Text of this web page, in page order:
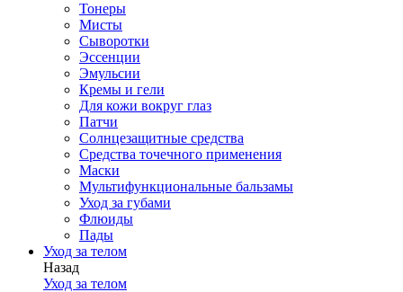
Тонеры
Мисты
Сыворотки
Эссенции
Эмульсии
Кремы и гели
Для кожи вокруг глаз
Патчи
Солнцезащитные средства
Средства точечного применения
Маски
Мультифункциональные бальзамы
Уход за губами
Флюиды
Пады
Уход за телом
Назад
Уход за телом